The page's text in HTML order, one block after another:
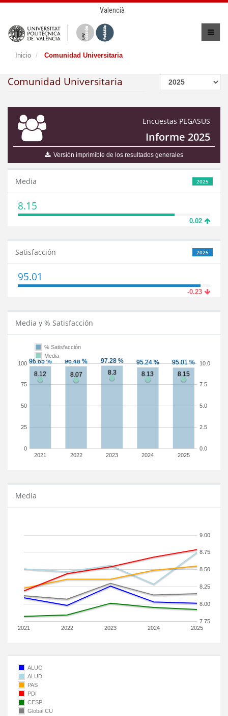
Valencià
Inicio Comunidad Universitaria
Comunidad Universitaria
Encuestas PEGASUS
Informe 2025
Versión imprimible de los resultados generales
2025
Media
8.15
0.02
2025
Satisfacción
95.01
-0.23
Media y % Satisfacción
2021 2022 2023 2024 2025
0
25
50
75
100
0.0
2.5
5.0
7.5
10.0
% Satisfacción
Media
Media
2021 2022 2023 2024 2025
7.75
8.00
8.25
8.50
8.75
9.00
ALUC
ALUD
PAS
PDI
CESP
Global CU